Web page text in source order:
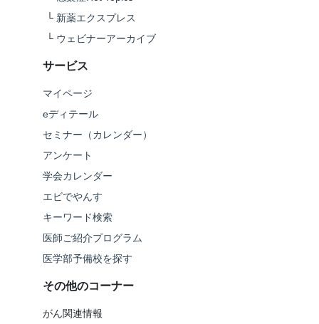
└ 新薬エクスプレス
└ ウェビナーアーカイブ
サービス
マイページ
eディテール
セミナー（カレンダー）
アンケート
学会カレンダー
エビでやんす
キーワード検索
医師ご紹介プログラム
医学部予備校を探す
その他のコーナー
がん関連情報